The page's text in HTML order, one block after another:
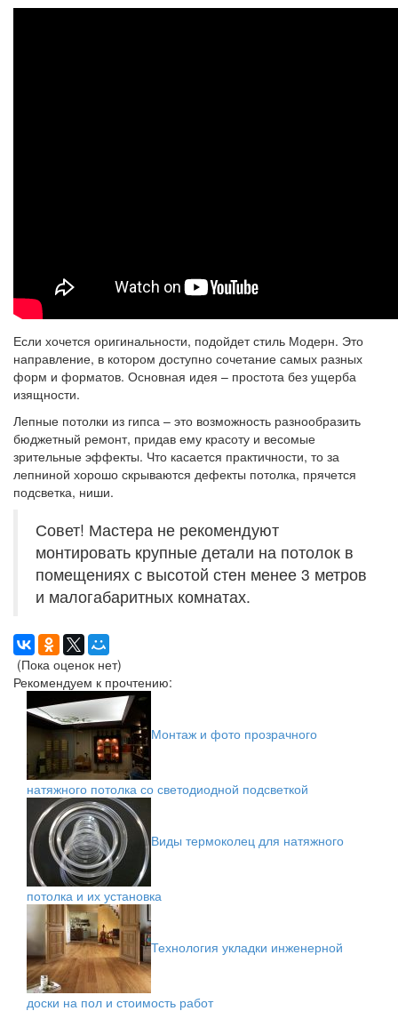
Если хочется оригинальности, подойдет стиль Модерн. Это
направление, в котором доступно сочетание самых разных
форм и форматов. Основная идея – простота без ущерба
изящности.
Лепные потолки из гипса – это возможность разнообразить
бюджетный ремонт, придав ему красоту и весомые
зрительные эффекты. Что касается практичности, то за
лепниной хорошо скрываются дефекты потолка, прячется
подсветка, ниши.
Совет! Мастера не рекомендуют
монтировать крупные детали на потолок в
помещениях с высотой стен менее 3 метров
и малогабаритных комнатах.
(Пока оценок нет)
Рекомендуем к прочтению:
Монтаж и фото прозрачного
натяжного потолка со светодиодной подсветкой
Виды термоколец для натяжного
потолка и их установка
Технология укладки инженерной
доски на пол и стоимость работ